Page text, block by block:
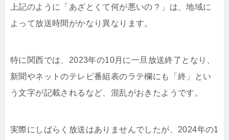
上記のように「あざとくて何が悪いの？」は、地域に
よって放送時間がかなり異なります。
特に関西では、2023年の10月に一旦放送終了となり、
新聞やネットのテレビ番組表のラテ欄にも「終」とい
う文字が記載されるなど、混乱がおきたようです。
実際にしばらく放送はありませんでしたが、2024年の1